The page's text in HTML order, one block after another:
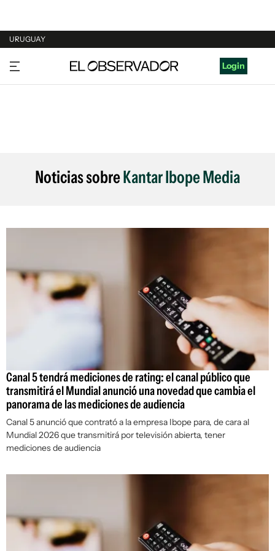
URUGUAY
URUGUAY
ARGENTINA
Login
Noticias sobreKantar Ibope Media
Canal 5 tendrá mediciones de rating: el canal público que
transmitirá el Mundial anunció una novedad que cambia el
panorama de las mediciones de audiencia
Canal 5 anunció que contrató a la empresa Ibope para, de cara al
Mundial 2026 que transmitirá por televisión abierta, tener
mediciones de audiencia